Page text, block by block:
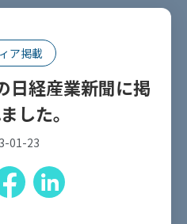
ア掲載
日経産業新聞に掲
した。
01-23